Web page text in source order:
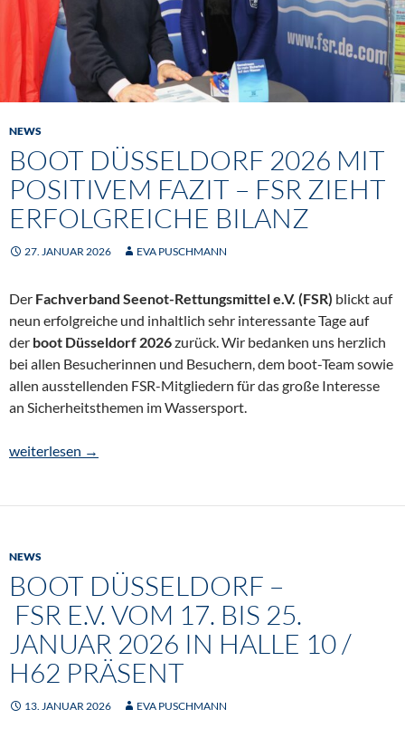
NEWS
BOOT DÜSSELDORF 2026 MIT
POSITIVEM FAZIT – FSR ZIEHT
ERFOLGREICHE BILANZ
27. JANUAR 2026 EVA PUSCHMANN
Der Fachverband Seenot-Rettungsmittel e.V. (FSR) blickt auf
neun erfolgreiche und inhaltlich sehr interessante Tage auf
der boot Düsseldorf 2026zurück. Wir bedanken uns herzlich
bei allen Besucherinnen und Besuchern, dem boot-Team sowie
allen ausstellenden FSR-Mitgliedern für das große Interesse
an Sicherheitsthemen im Wassersport.
boot Düsseldorf 2026 mit positivem Fazit – FSR zieht
weiterlesen →
NEWS
BOOT DÜSSELDORF –
FSR E.V. VOM 17. BIS 25.
JANUAR 2026 IN HALLE 10 /
H62 PRÄSENT
13. JANUAR 2026 EVA PUSCHMANN